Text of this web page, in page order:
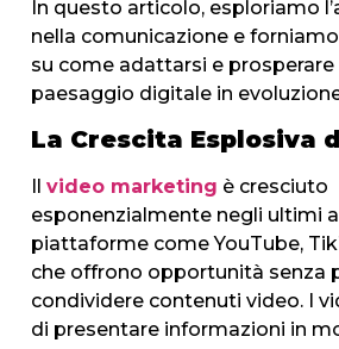
In questo articolo, esploriamo
nella comunicazione e
su come adattarsi e
paesaggio digitale in
La Crescita Esplosiva
video marketing è cresciuto
esponenzialmente negli ultimi
piattaforme come YouTube,
che offrono opportunità senza
condividere contenuti video. I
di presentare informazioni in